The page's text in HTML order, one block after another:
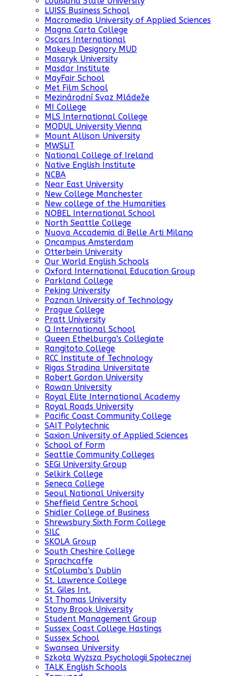
LUISS Business School
Macromedia University of Applied Sciences
Magna Carta College
Oscars International
Makeup Designory MUD
Masaryk University
Masdar Institute
MayFair School
Met Film School
Mezinárodní Svaz Mládeže
MI College
MLS International College
MODUL University Vienna
Mount Allison University
MWSLiT
National College of Ireland
Native English Institute
NCBA
Near East University
New College Manchester
New college of the Humanities
NOBEL International School
North Seattle College
Nuova Accademia di Belle Arti Milano
Oncampus Amsterdam
Otterbein University
Our World English Schools
Oxford International Education Group
Parkland College
Peking University
Poznan University of Technology
Prague College
Pratt University
Q International School
Queen Ethelburga's Collegiate
Rangitoto College
RCC Institute of Technology
Rigas Stradina Universitate
Robert Gordon University
Rowan University
Royal Elite International Academy
Royal Roads University
Pacific Coast Community College
SAIT Polytechnic
Saxion University of Applied Sciences
School of Form
Seattle Community Colleges
SEGi University Group
Selkirk College
Seneca College
Seoul National University
Sheffield Centre School
Shidler College of Business
Shrewsbury Sixth Form College
SILC
SKOLA Group
South Cheshire College
Sprachcaffe
StColumba’s Dublin
St. Lawrence College
St. Giles Int.
St Thomas University
Stony Brook University
Student Management Group
Sussex Coast College Hastings
Sussex School
Swansea University
Szkoła Wyższa Psychologii Społecznej
TALK English Schools